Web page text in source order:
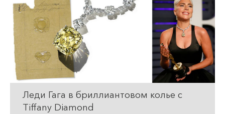
Леди Гага в бриллиантовом колье с
Tiffany Diamond